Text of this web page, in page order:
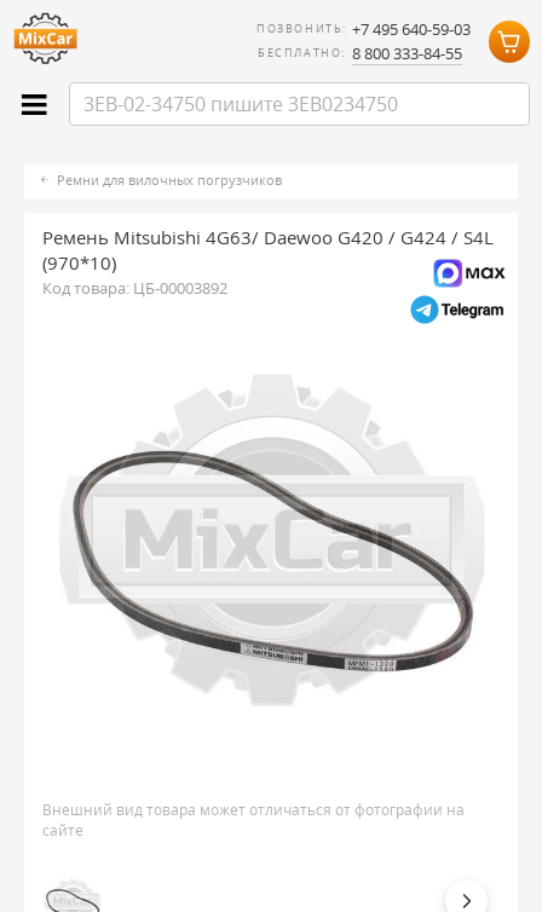
ПОЗВОНИТЬ: +7 495 640-59-03
БЕСПЛАТНО: 8 800 333-84-55
Ремни для вилочных погрузчиков
Ремень Mitsubishi 4G63/ Daewoo G420 / G424 / S4L
(970*10)
Код товара: ЦБ-00003892
Внешний вид товара может отличаться от фотографии на
сайте